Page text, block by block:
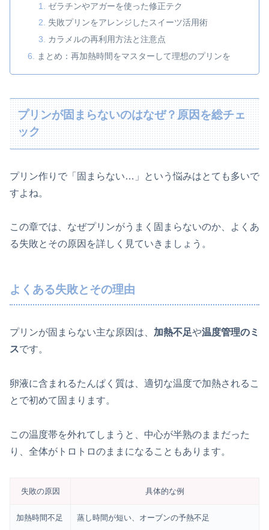
ゼラチンやアガーを使った修正テク
失敗プリンをアレンジしたスイーツ活用術
カラメルの再利用方法と注意点
まとめ：再加熱時間をマスターして理想のプリンを
プリンが固まらないのはなぜ？原因を総チェ
ック
プリン作りで「固まらない…」という悩みはとても多いで
すよね。
この章では、なぜプリンがうまく固まらないのか、よくあ
る失敗とその原因を詳しく見ていきましょう。
よくある失敗とその理由
プリンが固まらない主な原因は、 加熱不足や温度管理のミ
スです。
卵液に含まれるたんぱく質は、適切な温度で加熱されるこ
とで初めて固まります。
この温度帯を外れてしまうと、中心が半熟のままだった
り、全体がトロトロのままになることもあります。
失敗の原因 具体的な例
加熱時間不足 蒸し時間が短い、オーブンの予熱不足